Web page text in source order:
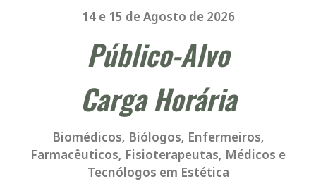
14 e 15 de Agosto de 2026
Público-Alvo
Carga Horária
Biomédicos, Biólogos, Enfermeiros,
Farmacêuticos, Fisioterapeutas, Médicos e
Tecnólogos em Estética